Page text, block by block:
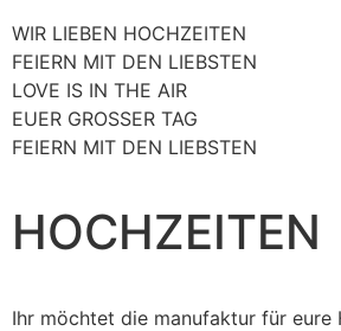
WIR LIEBEN HOCHZEITEN
FEIERN MIT DEN LIEBSTEN
LOVE IS IN THE AIR
EUER GROSSER TAG
FEIERN MIT DEN LIEBSTEN
HOCHZEITEN
Ihr möchtet die manufaktur für eure